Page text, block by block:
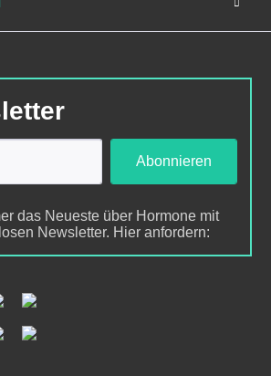
Abonnieren
das Neueste über Hormone mit
Newsletter. Hier anfordern: